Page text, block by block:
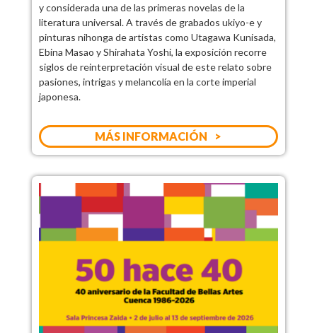
y considerada una de las primeras novelas de la
literatura universal. A través de grabados ukiyo-e y
pinturas nihonga de artistas como Utagawa Kunisada,
Ebina Masao y Shirahata Yoshi, la exposición recorre
siglos de reinterpretación visual de este relato sobre
pasiones, intrigas y melancolía en la corte imperial
japonesa.
MÁS INFORMACIÓN